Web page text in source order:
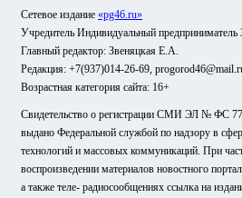
Сетевое издание «pg46.ru»
Учредитель Индивидуальный предприниматель
Главный редактор: Звеняцкая Е.А.
Редакция: +7(937)014-26-69,
Возрастная категория сайта: 16+
Свидетельство о регистрации СМИ ЭЛ № ФС 77
выдано Федеральной службой по надзору в
технологий и массовых коммуникаций. При
воспроизведении материалов новостного
а также теле- радиосообщениях ссылка на